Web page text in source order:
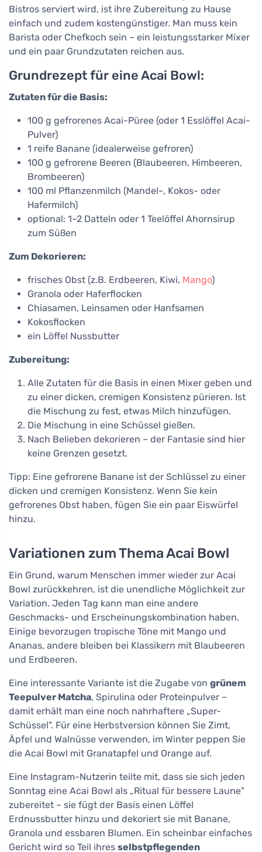
Bistros serviert wird, ist ihre Zubereitung zu Hause
einfach und zudem kostengünstiger. Man muss kein
Barista oder Chefkoch sein – ein leistungsstarker Mixer
und ein paar Grundzutaten reichen aus.
Grundrezept für eine Acai Bowl:
Zutaten für die Basis:
100 g gefrorenes Acai-Püree (oder 1 Esslöffel Acai-
Pulver)
1 reife Banane (idealerweise gefroren)
100 g gefrorene Beeren (Blaubeeren, Himbeeren,
Brombeeren)
100 ml Pflanzenmilch (Mandel-, Kokos- oder
Hafermilch)
optional: 1–2 Datteln oder 1 Teelöffel Ahornsirup
zum Süßen
Zum Dekorieren:
frisches Obst (z.B. Erdbeeren, Kiwi, Mango)
Granola oder Haferflocken
Chiasamen, Leinsamen oder Hanfsamen
Kokosflocken
ein Löffel Nussbutter
Zubereitung:
Alle Zutaten für die Basis in einen Mixer geben und
zu einer dicken, cremigen Konsistenz pürieren. Ist
die Mischung zu fest, etwas Milch hinzufügen.
Die Mischung in eine Schüssel gießen.
Nach Belieben dekorieren – der Fantasie sind hier
keine Grenzen gesetzt.
Tipp: Eine gefrorene Banane ist der Schlüssel zu einer
dicken und cremigen Konsistenz. Wenn Sie kein
gefrorenes Obst haben, fügen Sie ein paar Eiswürfel
hinzu.
Variationen zum Thema Acai Bowl
Ein Grund, warum Menschen immer wieder zur Acai
Bowl zurückkehren, ist die unendliche Möglichkeit zur
Variation. Jeden Tag kann man eine andere
Geschmacks- und Erscheinungskombination haben.
Einige bevorzugen tropische Töne mit Mango und
Ananas, andere bleiben bei Klassikern mit Blaubeeren
und Erdbeeren.
Eine interessante Variante ist die Zugabe von grünem
Teepulver Matcha, Spirulina oder Proteinpulver –
damit erhält man eine noch nahrhaftere „Super-
Schüssel". Für eine Herbstversion können Sie Zimt,
Äpfel und Walnüsse verwenden, im Winter peppen Sie
die Acai Bowl mit Granatapfel und Orange auf.
Eine Instagram-Nutzerin teilte mit, dass sie sich jeden
Sonntag eine Acai Bowl als „Ritual für bessere Laune"
zubereitet – sie fügt der Basis einen Löffel
Erdnussbutter hinzu und dekoriert sie mit Banane,
Granola und essbaren Blumen. Ein scheinbar einfaches
Gericht wird so Teil ihres selbstpflegenden